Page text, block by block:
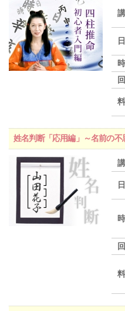
姓名判断「応用編」～名前の不